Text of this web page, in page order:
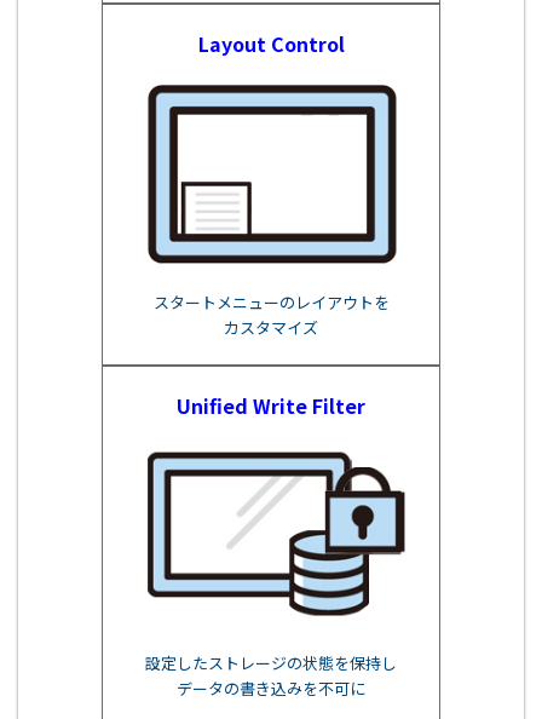
Layout Control
スタートメニューのレイアウトを
カスタマイズ
Unified Write Filter
設定したストレージの状態を保持し
データの書き込みを不可に